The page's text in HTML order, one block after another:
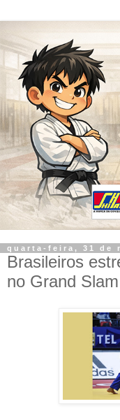
quarta-feira, 31 de
Brasileiros
no Grand